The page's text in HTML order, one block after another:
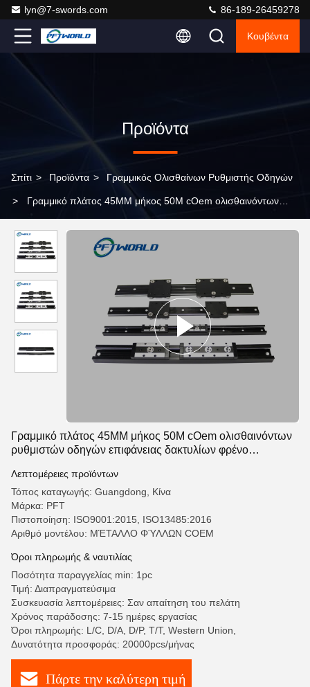
lyn@7-swords.com 86-189-26459278
Κουβέντα
Προϊόντα
Σπίτι > Προϊόντα > Γραμμικός Ολισθαίνων Ρυθμιστής Οδηγών
> Γραμμικό πλάτος 45MM μήκος 50M cOem ολισθαινόντων
Γραμμικό πλάτος 45MM μήκος 50M cOem ολισθαινόντων
ρυθμιστών οδηγών επιφάνειας δακτυλίων φρένο
Λεπτομέρειες προϊόντων
Τόπος καταγωγής: Guangdong, Κίνα
Μάρκα: PFT
Πιστοποίηση: ISO9001:2015, ISO13485:2016
Αριθμό μοντέλου: ΜΈΤΑΛΛΟ ΦΎΛΛΩΝ COEM
Όροι πληρωμής & ναυτιλίας
Ποσότητα παραγγελίας min: 1pc
Τιμή: Διαπραγματεύσιμα
Συσκευασία λεπτομέρειες: Σαν απαίτηση του πελάτη
Χρόνος παράδοσης: 7-15 ημέρες εργασίας
Όροι πληρωμής: L/C, D/A, D/P, T/T, Western Union,
Δυνατότητα προσφοράς: 20000pcs/μήνας
Πάρτε την καλύτερη τιμή